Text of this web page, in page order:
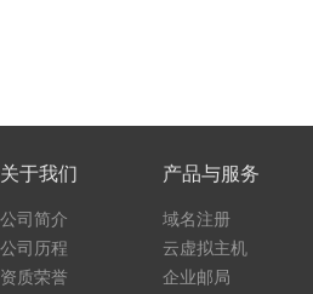
关于我们
公司简介
公司历程
资质荣誉
产品与服务
域名注册
云虚拟主机
企业邮局